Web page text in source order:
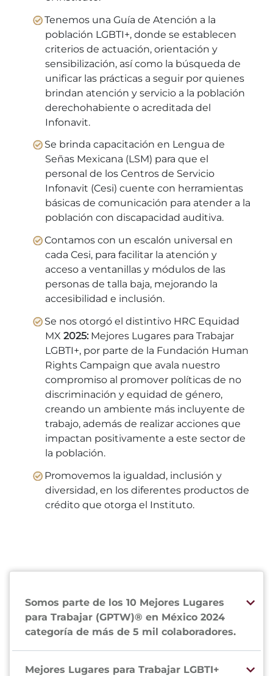
Tenemos una Guía de Atención a la
población LGBTI+, donde se establecen
criterios de actuación, orientación y
sensibilización, así como la búsqueda de
unificar las prácticas a seguir por quienes
brindan atención y servicio a la población
derechohabiente o acreditada del
Infonavit.
Se brinda capacitación en Lengua de
Señas Mexicana (LSM) para que el
personal de los Centros de Servicio
Infonavit (Cesi) cuente con herramientas
básicas de comunicación para atender a la
población con discapacidad auditiva.
Contamos con un escalón universal en
cada Cesi, para facilitar la atención y
acceso a ventanillas y módulos de las
personas de talla baja, mejorando la
accesibilidad e inclusión.
Se nos otorgó el distintivo HRC Equidad
MX 2025:Mejores Lugares para Trabajar
LGBTI+, por parte de la Fundación Human
Rights Campaign que avala nuestro
compromiso al promover políticas de no
discriminación y equidad de género,
creando un ambiente más incluyente de
trabajo, además de realizar acciones que
impactan positivamente a este sector de
la población.
Promovemos la igualdad, inclusión y
diversidad, en los diferentes productos de
crédito que otorga el Instituto.
Somos parte de los 10 Mejores Lugares
para Trabajar (GPTW)® en México 2024
categoría de más de 5 mil colaboradores.
Mejores Lugares para Trabajar LGBTI+